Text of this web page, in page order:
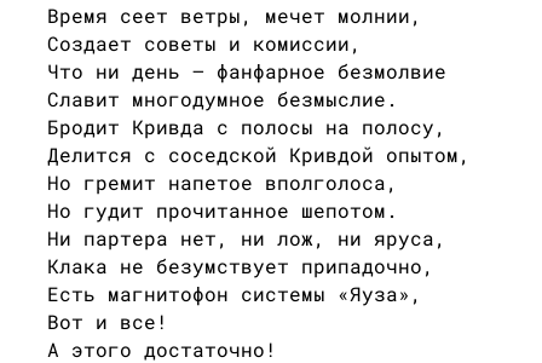
Время сеет ветры, мечет молнии,
Создает советы и комиссии,
Что ни день — фанфарное безмолвие
Славит многодумное безмыслие.
Бродит Кривда с полосы на полосу,
Делится с соседской Кривдой опытом,
Но гремит напетое вполголоса,
Но гудит прочитанное шепотом.
Ни партера нет, ни лож, ни яруса,
Клака не безумствует припадочно,
Есть магнитофон системы «Яуза»,
Вот и все!
А этого достаточно!